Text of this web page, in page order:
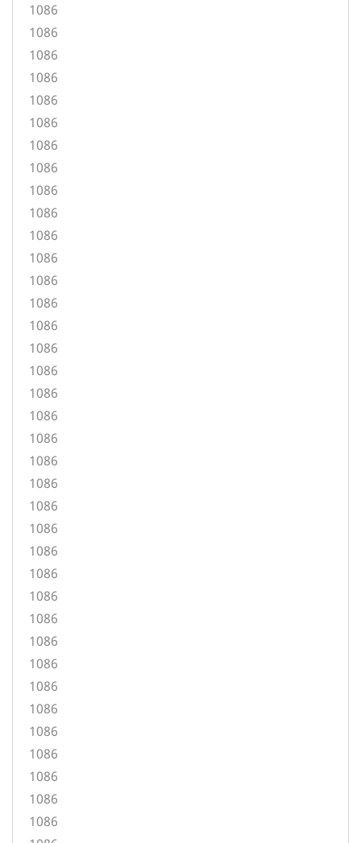
1086
1086
1086
1086
1086
1086
1086
1086
1086
1086
1086
1086
1086
1086
1086
1086
1086
1086
1086
1086
1086
1086
1086
1086
1086
1086
1086
1086
1086
1086
1086
1086
1086
1086
1086
1086
1086